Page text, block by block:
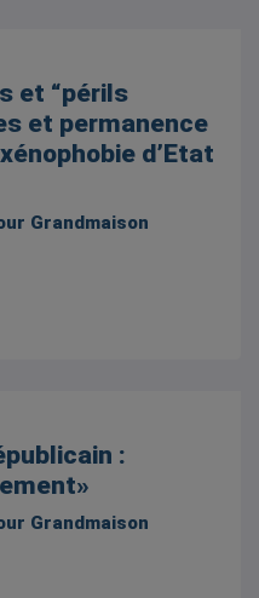
et “périls
et permanence
d’Etat
Grandmaison
:
Grandmaison